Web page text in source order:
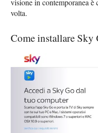
visione in contemporanea è
volta.
Come installare Sky